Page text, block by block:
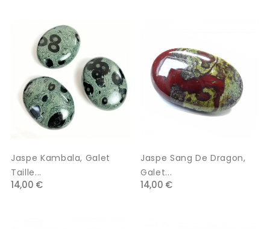
Jaspe Kambala, Galet
Taille...
14,00 €
Jaspe Sang De Dragon,
Galet...
14,00 €